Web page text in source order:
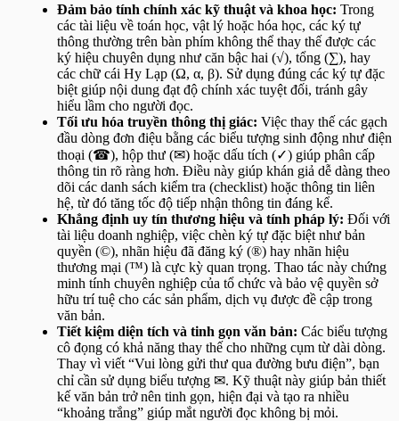
Đảm bảo tính chính xác kỹ thuật và khoa học: Trong
các tài liệu về toán học, vật lý hoặc hóa học, các ký tự
thông thường trên bàn phím không thể thay thế được các
ký hiệu chuyên dụng như căn bậc hai (√), tổng (∑), hay
các chữ cái Hy Lạp (Ω, α, β). Sử dụng đúng các ký tự đặc
biệt giúp nội dung đạt độ chính xác tuyệt đối, tránh gây
hiểu lầm cho người đọc.
Tối ưu hóa truyền thông thị giác: Việc thay thế các gạch
đầu dòng đơn điệu bằng các biểu tượng sinh động như điện
thoại (☎), hộp thư (✉) hoặc dấu tích (✓) giúp phân cấp
thông tin rõ ràng hơn. Điều này giúp khán giả dễ dàng theo
dõi các danh sách kiểm tra (checklist) hoặc thông tin liên
hệ, từ đó tăng tốc độ tiếp nhận thông tin đáng kể.
Khẳng định uy tín thương hiệu và tính pháp lý: Đối với
tài liệu doanh nghiệp, việc chèn ký tự đặc biệt như bản
quyền (©), nhãn hiệu đã đăng ký (®) hay nhãn hiệu
thương mại (™) là cực kỳ quan trọng. Thao tác này chứng
minh tính chuyên nghiệp của tổ chức và bảo vệ quyền sở
hữu trí tuệ cho các sản phẩm, dịch vụ được đề cập trong
văn bản.
Tiết kiệm diện tích và tinh gọn văn bản: Các biểu tượng
cô đọng có khả năng thay thế cho những cụm từ dài dòng.
Thay vì viết “Vui lòng gửi thư qua đường bưu điện”, bạn
chỉ cần sử dụng biểu tượng ✉. Kỹ thuật này giúp bản thiết
kế văn bản trở nên tinh gọn, hiện đại và tạo ra nhiều
“khoảng trắng” giúp mắt người đọc không bị mỏi.